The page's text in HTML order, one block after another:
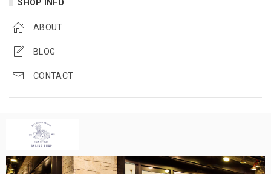
SHOP INFO
ABOUT
BLOG
CONTACT